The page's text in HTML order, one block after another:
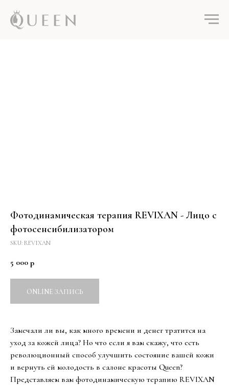
Фотодинамическая терапия REVIXAN - Лицо с
фотосенсибилизатором
SKU: REVIXAN
5 000 р
ONLINE ЗАПИСЬ
Замечали ли вы, как много времени и денег тратится на
уход за кожей лица? Но что если я вам скажу, что есть
революционный способ улучшить состояние вашей кожи
и вернуть ей молодость в салоне красоты Queen?
Представляем вам фотодинамическую терапию REVIXAN